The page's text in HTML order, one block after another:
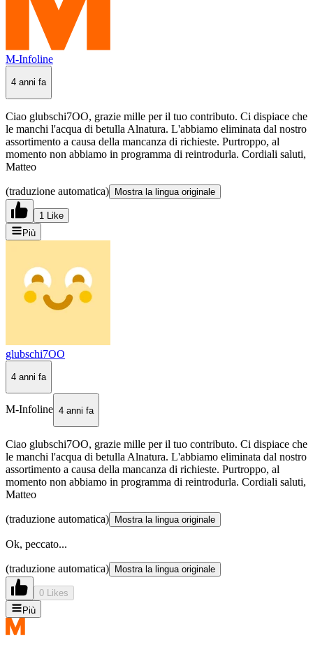
M-Infoline
4 anni fa
Ciao glubschi7OO, grazie mille per il tuo contributo. Ci dispiace che
le manchi l'acqua di betulla Alnatura. L'abbiamo eliminata dal nostro
assortimento a causa della mancanza di richieste. Purtroppo, al
momento non abbiamo in programma di reintrodurla. Cordiali saluti,
Matteo
(traduzione automatica) Mostra la lingua originale
1 Like
Più
glubschi7OO
4 anni fa
M-Infoline 4 anni fa
Ciao glubschi7OO, grazie mille per il tuo contributo. Ci dispiace che
le manchi l'acqua di betulla Alnatura. L'abbiamo eliminata dal nostro
assortimento a causa della mancanza di richieste. Purtroppo, al
momento non abbiamo in programma di reintrodurla. Cordiali saluti,
Matteo
(traduzione automatica) Mostra la lingua originale
Ok, peccato...
(traduzione automatica) Mostra la lingua originale
0 Likes
Più